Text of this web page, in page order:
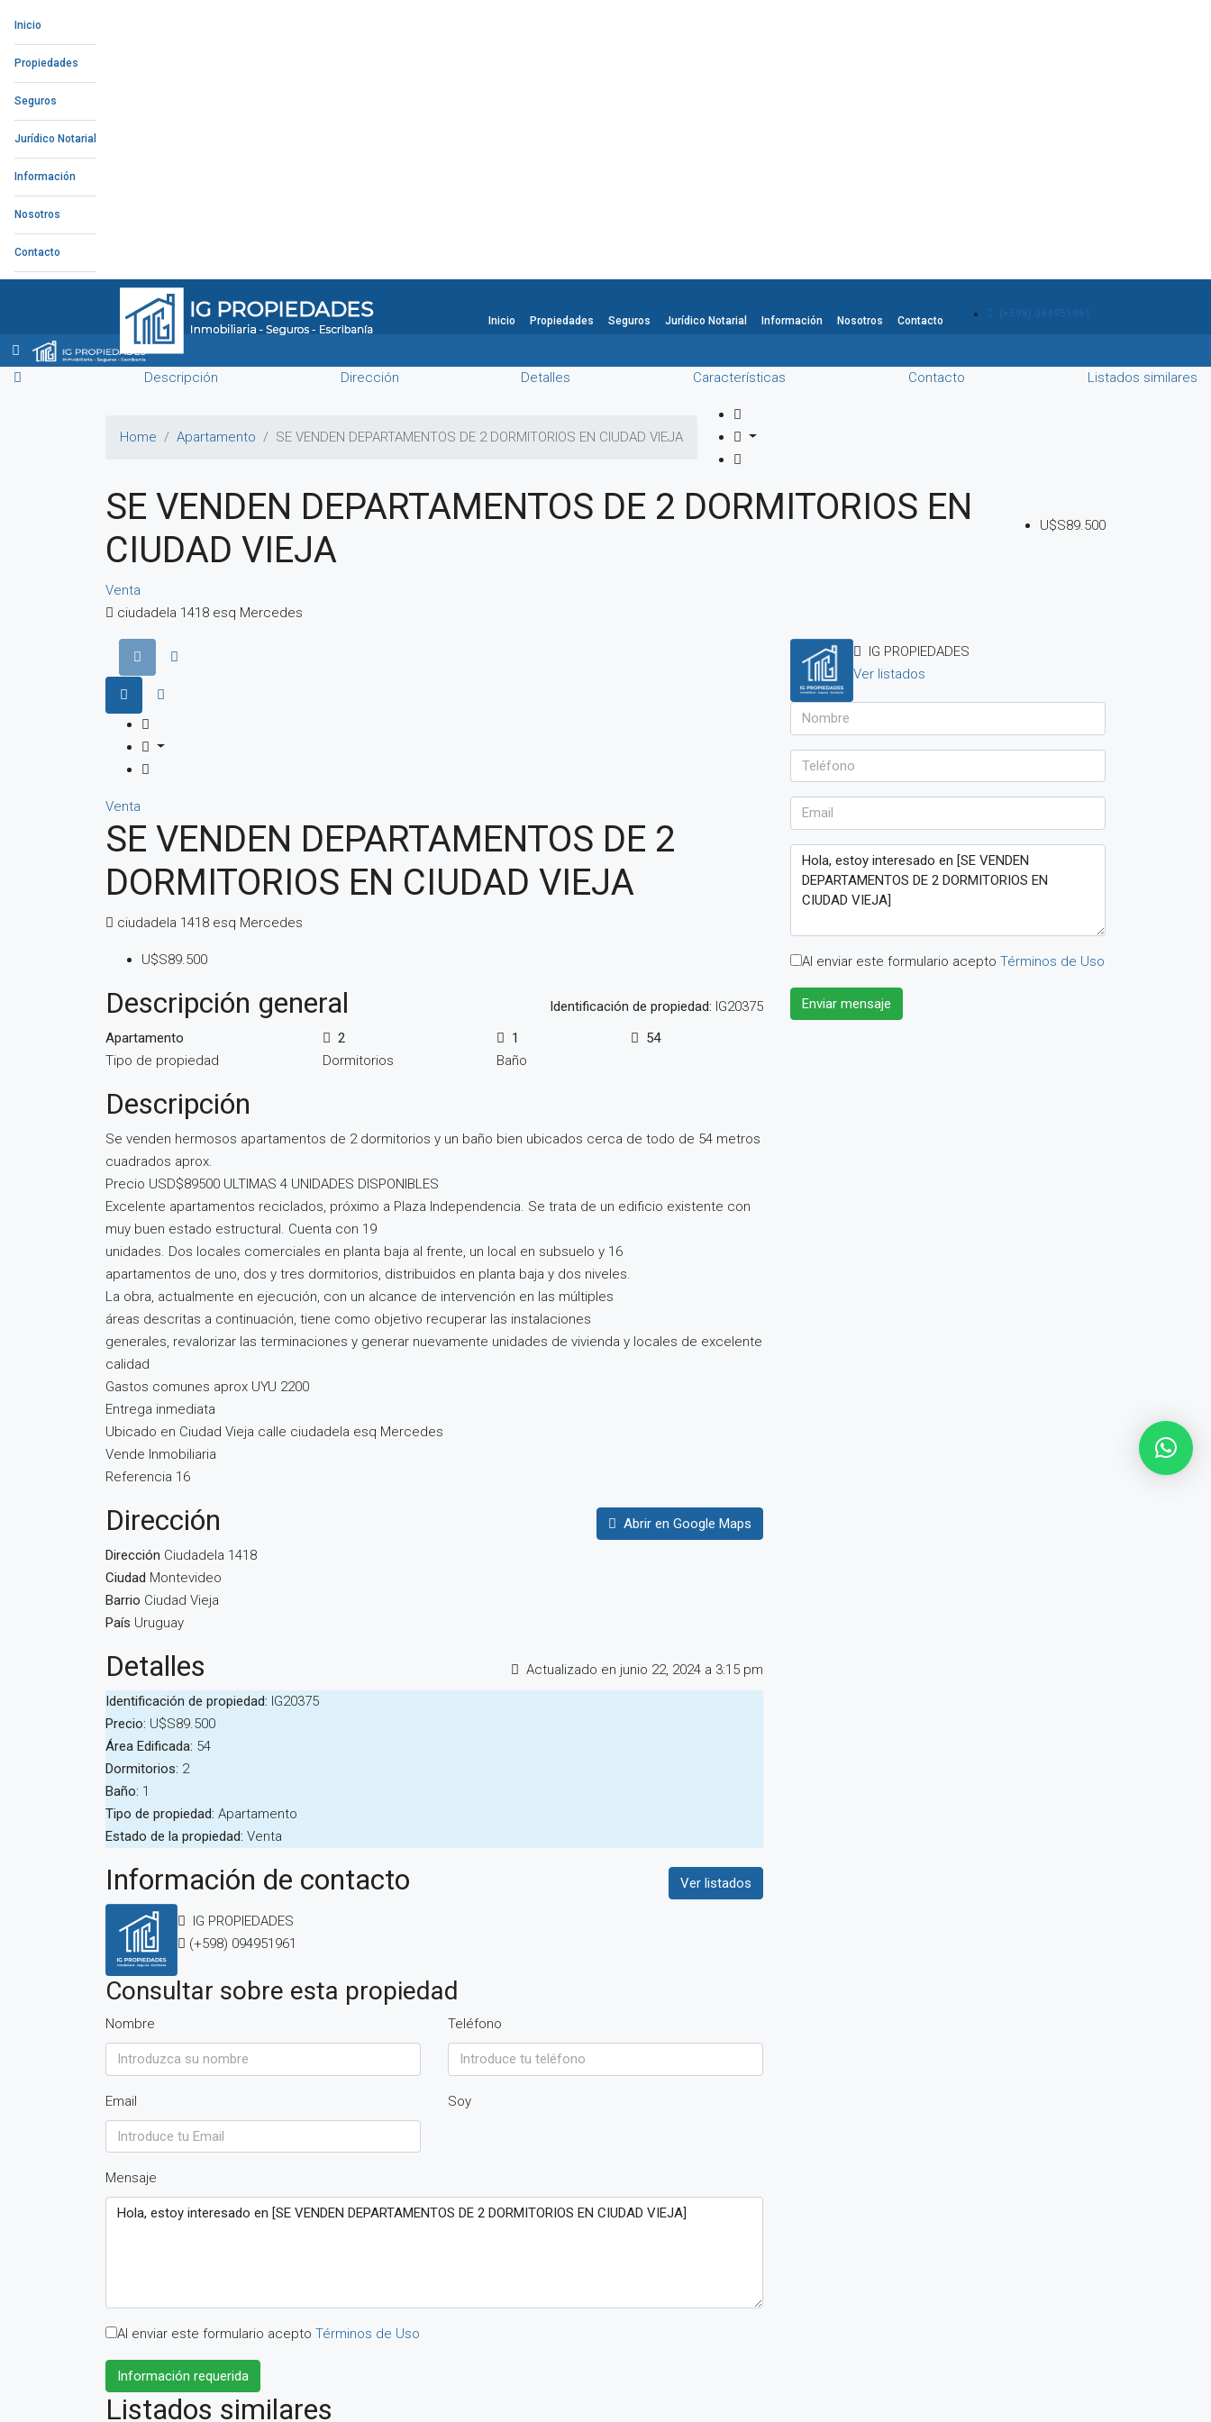
Inicio
Propiedades
Seguros
Jurídico Notarial
Información
Nosotros
Contacto
Inicio Propiedades Seguros Jurídico Notarial Información Nosotros Contacto
Descripción Dirección Detalles Características Contacto Listados similares
Home Apartamento SE VENDEN DEPARTAMENTOS DE 2 DORMITORIOS EN CIUDAD VIEJA
SE VENDEN DEPARTAMENTOS DE 2 DORMITORIOS EN
CIUDAD VIEJA
U$S89.500
Venta
ciudadela 1418 esq Mercedes
Venta
SE VENDEN DEPARTAMENTOS DE 2
DORMITORIOS EN CIUDAD VIEJA
ciudadela 1418 esq Mercedes
U$S89.500
Descripción general Identificación de propiedad: IG20375
Apartamento
Tipo de propiedad
2
Dormitorios
1
Baño
54
Descripción
Se venden hermosos apartamentos de 2 dormitorios y un baño bien ubicados cerca de todo de 54 metros
cuadrados aprox.
Precio USD$89500 ULTIMAS 4 UNIDADES DISPONIBLES
Excelente apartamentos reciclados, próximo a Plaza Independencia. Se trata de un edificio existente con
muy buen estado estructural. Cuenta con 19
unidades. Dos locales comerciales en planta baja al frente, un local en subsuelo y 16
apartamentos de uno, dos y tres dormitorios, distribuidos en planta baja y dos niveles.
La obra, actualmente en ejecución, con un alcance de intervención en las múltiples
áreas descritas a continuación, tiene como objetivo recuperar las instalaciones
generales, revalorizar las terminaciones y generar nuevamente unidades de vivienda y locales de excelente
calidad
Gastos comunes aprox UYU 2200
Entrega inmediata
Ubicado en Ciudad Vieja calle ciudadela esq Mercedes
Vende Inmobiliaria
Referencia 16
Dirección
Abrir en Google Maps
Dirección Ciudadela 1418
Ciudad Montevideo
Barrio Ciudad Vieja
País Uruguay
Detalles
Actualizado en junio 22, 2024 a 3:15 pm
Identificación de propiedad: IG20375
Precio: U$S89.500
Área Edificada: 54
Dormitorios: 2
Baño: 1
Tipo de propiedad: Apartamento
Estado de la propiedad: Venta
Información de contacto Ver listados
IG PROPIEDADES
(+598) 094951961
Consultar sobre esta propiedad
Nombre Teléfono
Email Soy
Mensaje
Al enviar este formulario acepto Términos de Uso
Información requerida
Listados similares
IG PROPIEDADES
Ver listados
Al enviar este formulario acepto Términos de Uso
Enviar mensaje